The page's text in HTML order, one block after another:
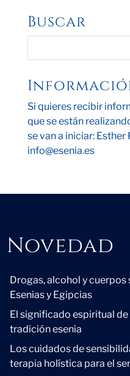
Buscar
Si quieres recibir
que se están
se van a iniciar:
info@esenia.es
Novedad
Novedad
Drogas, alcohol y cuerpos
Esenias y Egipcias
El significado espiritual de
tradición esenia
Los cuidados de
terapia holística para el